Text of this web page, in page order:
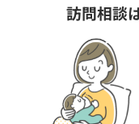
訪問相談